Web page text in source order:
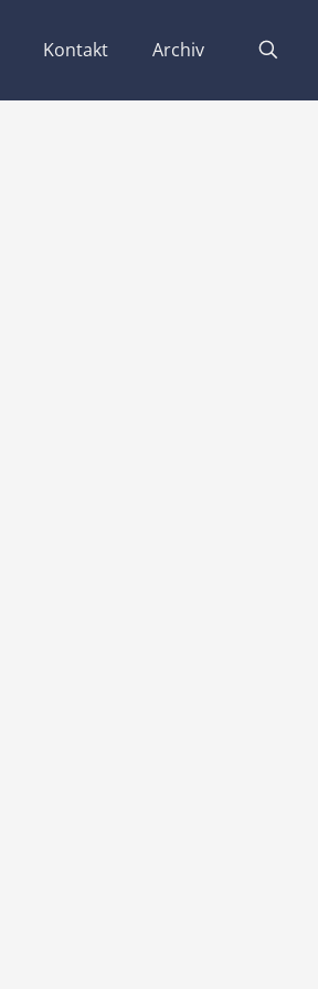
Kontakt Archiv